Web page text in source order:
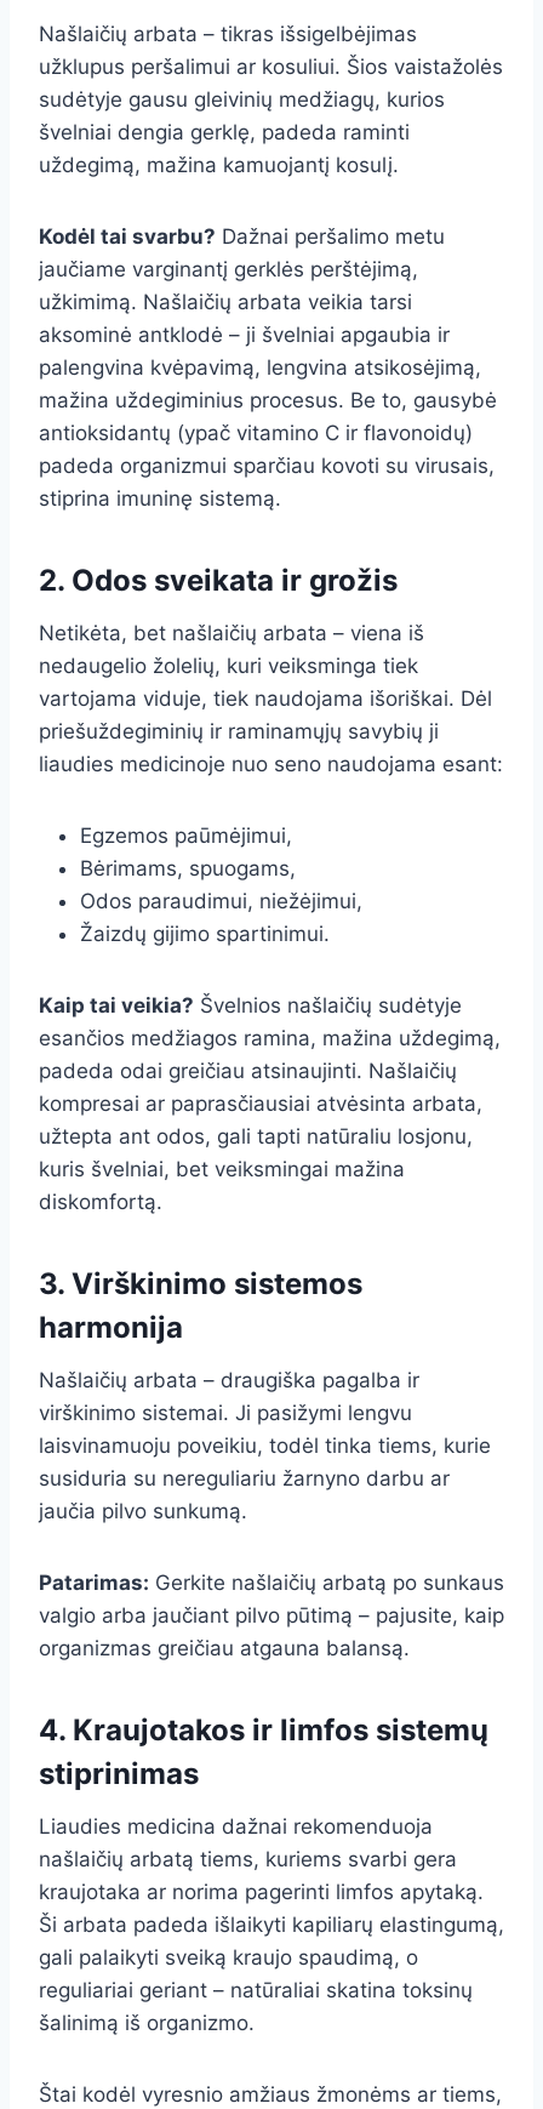
Našlaičių arbata – tikras išsigelbėjimas
užklupus peršalimui ar kosuliui. Šios vaistažolės
sudėtyje gausu gleivinių medžiagų, kurios
švelniai dengia gerklę, padeda raminti
uždegimą, mažina kamuojantį kosulį.
Kodėl tai svarbu? Dažnai peršalimo metu
jaučiame varginantį gerklės perštėjimą,
užkimimą. Našlaičių arbata veikia tarsi
aksominė antklodė – ji švelniai apgaubia ir
palengvina kvėpavimą, lengvina atsikosėjimą,
mažina uždegiminius procesus. Be to, gausybė
antioksidantų (ypač vitamino C ir flavonoidų)
padeda organizmui sparčiau kovoti su virusais,
stiprina imuninę sistemą.
2. Odos sveikata ir grožis
Netikėta, bet našlaičių arbata – viena iš
nedaugelio žolelių, kuri veiksminga tiek
vartojama viduje, tiek naudojama išoriškai. Dėl
priešuždegiminių ir raminamųjų savybių ji
liaudies medicinoje nuo seno naudojama esant:
Egzemos paūmėjimui,
Bėrimams, spuogams,
Odos paraudimui, niežėjimui,
Žaizdų gijimo spartinimui.
Kaip tai veikia? Švelnios našlaičių sudėtyje
esančios medžiagos ramina, mažina uždegimą,
padeda odai greičiau atsinaujinti. Našlaičių
kompresai ar paprasčiausiai atvėsinta arbata,
užtepta ant odos, gali tapti natūraliu losjonu,
kuris švelniai, bet veiksmingai mažina
diskomfortą.
3. Virškinimo sistemos
harmonija
Našlaičių arbata – draugiška pagalba ir
virškinimo sistemai. Ji pasižymi lengvu
laisvinamuoju poveikiu, todėl tinka tiems, kurie
susiduria su nereguliariu žarnyno darbu ar
jaučia pilvo sunkumą.
Patarimas: Gerkite našlaičių arbatą po sunkaus
valgio arba jaučiant pilvo pūtimą – pajusite, kaip
organizmas greičiau atgauna balansą.
4. Kraujotakos ir limfos sistemų
stiprinimas
Liaudies medicina dažnai rekomenduoja
našlaičių arbatą tiems, kuriems svarbi gera
kraujotaka ar norima pagerinti limfos apytaką.
Ši arbata padeda išlaikyti kapiliarų elastingumą,
gali palaikyti sveiką kraujo spaudimą, o
reguliariai geriant – natūraliai skatina toksinų
šalinimą iš organizmo.
Štai kodėl vyresnio amžiaus žmonėms ar tiems,